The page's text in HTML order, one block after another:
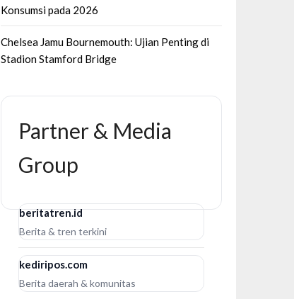
Konsumsi pada 2026
Chelsea Jamu Bournemouth: Ujian Penting di
Stadion Stamford Bridge
Partner & Media
Group
beritatren.id
Berita & tren terkini
kediripos.com
Berita daerah & komunitas